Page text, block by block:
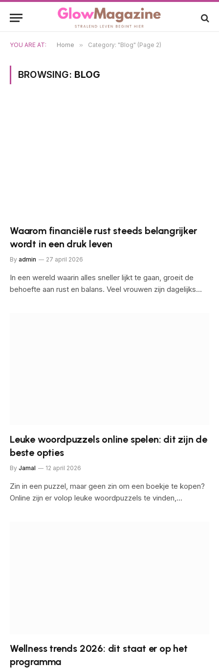
YOU ARE AT: Home » Category: "Blog" (Page 2)
BROWSING: BLOG
Waarom financiële rust steeds belangrijker
wordt in een druk leven
By admin 27 april 2026
In een wereld waarin alles sneller lijkt te gaan, groeit de
behoefte aan rust en balans. Veel vrouwen zijn dagelijks…
Leuke woordpuzzels online spelen: dit zijn de
beste opties
By Jamal 12 april 2026
Zin in een puzzel, maar geen zin om een boekje te kopen?
Online zijn er volop leuke woordpuzzels te vinden,…
Wellness trends 2026: dit staat er op het
programma